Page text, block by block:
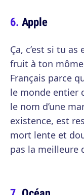
Apple
Ça, c’est si tu
fruit à ton
Français parce
le monde entier
le nom d’une
existence, est
mort lente et
pas la meilleure